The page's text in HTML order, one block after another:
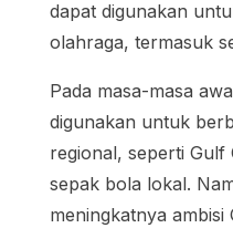
dapat digunakan
olahraga, termasuk
Pada masa-masa
digunakan untuk
regional, seperti Gulf
sepak bola lokal.
meningkatnya ambisi